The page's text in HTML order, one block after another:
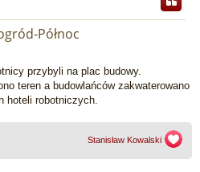
Północ
przybyli na plac budowy.
teren a budowlańców zakwaterowano
hoteli robotniczych.
Stanisław Kowalski